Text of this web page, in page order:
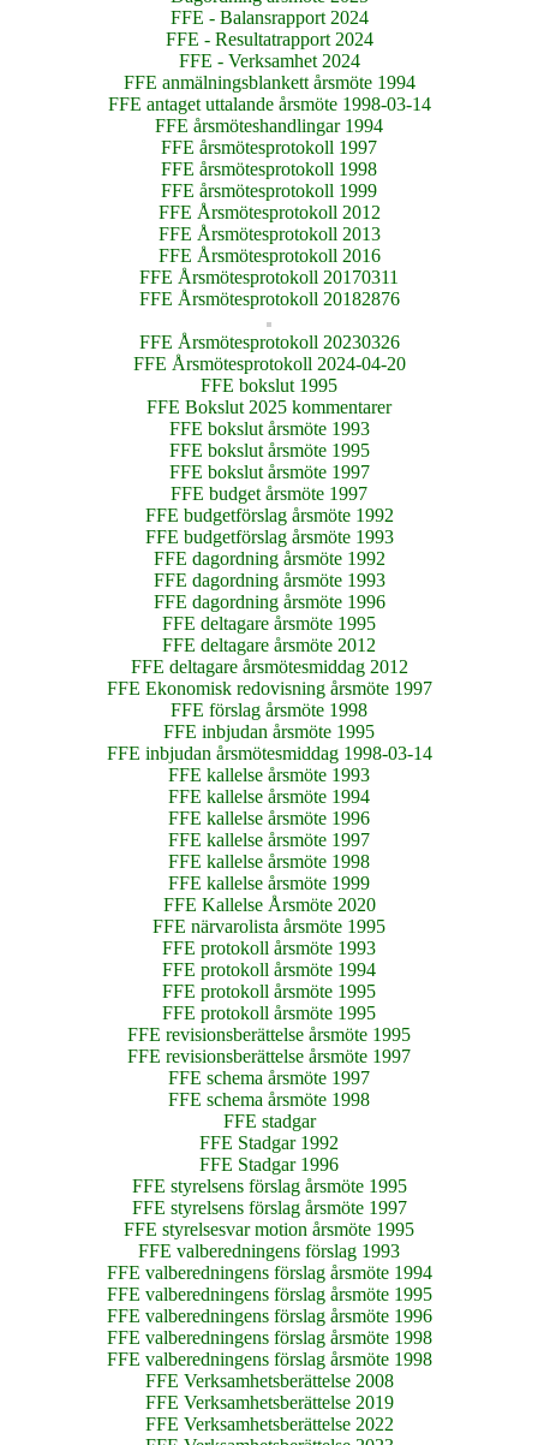
FFE - Balansrapport 2024
FFE - Resultatrapport 2024
FFE - Verksamhet 2024
FFE anmälningsblankett årsmöte 1994
FFE antaget uttalande årsmöte 1998-03-14
FFE årsmöteshandlingar 1994
FFE årsmötesprotokoll 1997
FFE årsmötesprotokoll 1998
FFE årsmötesprotokoll 1999
FFE Årsmötesprotokoll 2012
FFE Årsmötesprotokoll 2013
FFE Årsmötesprotokoll 2016
FFE Årsmötesprotokoll 20170311
FFE Årsmötesprotokoll 20182876
FFE Årsmötesprotokoll 20230326
FFE Årsmötesprotokoll 2024-04-20
FFE bokslut 1995
FFE Bokslut 2025 kommentarer
FFE bokslut årsmöte 1993
FFE bokslut årsmöte 1995
FFE bokslut årsmöte 1997
FFE budget årsmöte 1997
FFE budgetförslag årsmöte 1992
FFE budgetförslag årsmöte 1993
FFE dagordning årsmöte 1992
FFE dagordning årsmöte 1993
FFE dagordning årsmöte 1996
FFE deltagare årsmöte 1995
FFE deltagare årsmöte 2012
FFE deltagare årsmötesmiddag 2012
FFE Ekonomisk redovisning årsmöte 1997
FFE förslag årsmöte 1998
FFE inbjudan årsmöte 1995
FFE inbjudan årsmötesmiddag 1998-03-14
FFE kallelse årsmöte 1993
FFE kallelse årsmöte 1994
FFE kallelse årsmöte 1996
FFE kallelse årsmöte 1997
FFE kallelse årsmöte 1998
FFE kallelse årsmöte 1999
FFE Kallelse Årsmöte 2020
FFE närvarolista årsmöte 1995
FFE protokoll årsmöte 1993
FFE protokoll årsmöte 1994
FFE protokoll årsmöte 1995
FFE protokoll årsmöte 1995
FFE revisionsberättelse årsmöte 1995
FFE revisionsberättelse årsmöte 1997
FFE schema årsmöte 1997
FFE schema årsmöte 1998
FFE stadgar
FFE Stadgar 1992
FFE Stadgar 1996
FFE styrelsens förslag årsmöte 1995
FFE styrelsens förslag årsmöte 1997
FFE styrelsesvar motion årsmöte 1995
FFE valberedningens förslag 1993
FFE valberedningens förslag årsmöte 1994
FFE valberedningens förslag årsmöte 1995
FFE valberedningens förslag årsmöte 1996
FFE valberedningens förslag årsmöte 1998
FFE valberedningens förslag årsmöte 1998
FFE Verksamhetsberättelse 2008
FFE Verksamhetsberättelse 2019
FFE Verksamhetsberättelse 2022